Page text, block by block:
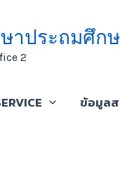
ประถมศึกษ
2
ข้อมูล